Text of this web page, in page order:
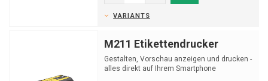
VARIANTS
M211 Etikettendrucker
Gestalten, Vorschau anzeigen und drucken -
alles direkt auf Ihrem Smartphone